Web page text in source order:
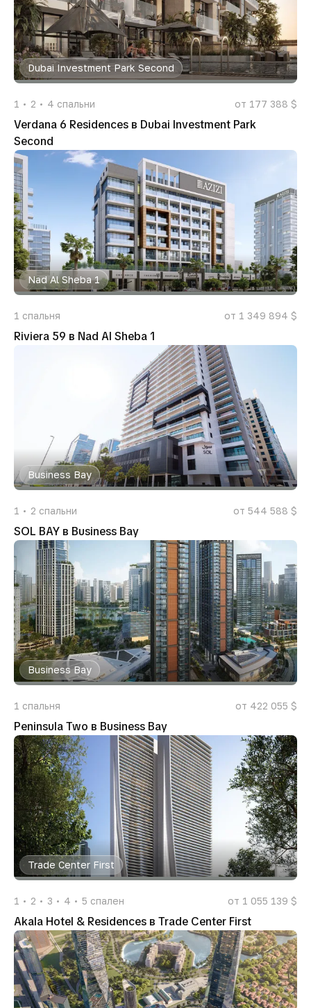
Dubai Investment Park Second
1 2 4 спальни от 177 388 $
Verdana 6 Residences в Dubai Investment Park
Second
Nad Al Sheba 1
1 спальня от 1 349 894 $
Riviera 59 в Nad Al Sheba 1
Business Bay
1 2 спальни от 544 588 $
SOL BAY в Business Bay
Business Bay
1 спальня от 422 055 $
Peninsula Two в Business Bay
Trade Center First
1 2 3 4 5 спален от 1 055 139 $
Akala Hotel & Residences в Trade Center First